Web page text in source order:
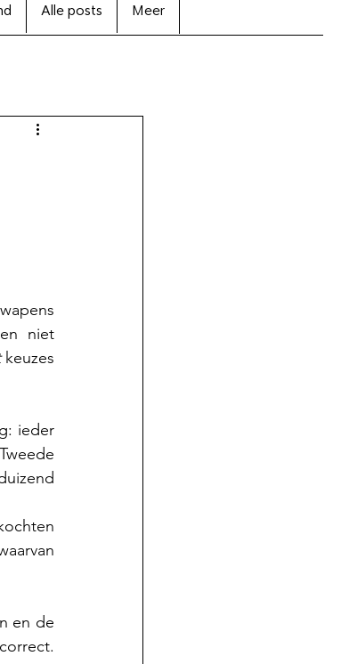
Alle posts Meer
niet
keuzes
ieder
en de